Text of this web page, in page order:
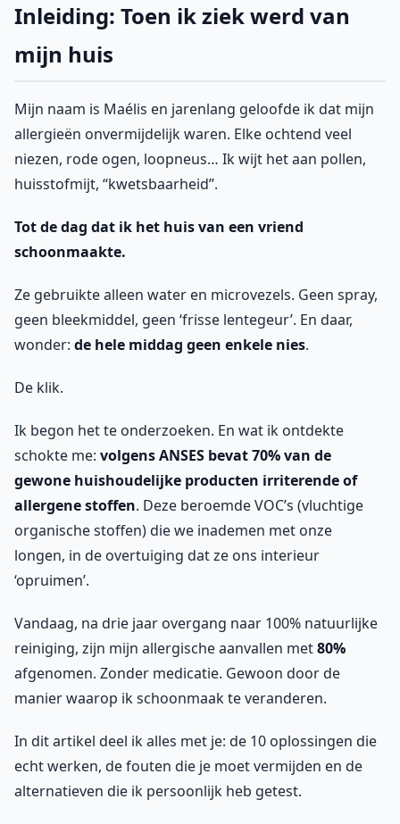
Inleiding: Toen ik ziek werd van
mijn huis
Mijn naam is Maélis en jarenlang geloofde ik dat mijn
allergieën onvermijdelijk waren. Elke ochtend veel
niezen, rode ogen, loopneus… Ik wijt het aan pollen,
huisstofmijt, “kwetsbaarheid”.
Tot de dag dat ik het huis van een vriend
schoonmaakte.
Ze gebruikte alleen water en microvezels. Geen spray,
geen bleekmiddel, geen ‘frisse lentegeur’. En daar,
wonder: de hele middag geen enkele nies.
De klik.
Ik begon het te onderzoeken. En wat ik ontdekte
schokte me: volgens ANSES bevat 70% van de
gewone huishoudelijke producten irriterende of
allergene stoffen. Deze beroemde VOC’s (vluchtige
organische stoffen) die we inademen met onze
longen, in de overtuiging dat ze ons interieur
‘opruimen’.
Vandaag, na drie jaar overgang naar 100% natuurlijke
reiniging, zijn mijn allergische aanvallen met80%
afgenomen. Zonder medicatie. Gewoon door de
manier waarop ik schoonmaak te veranderen.
In dit artikel deel ik alles met je: de 10 oplossingen die
echt werken, de fouten die je moet vermijden en de
alternatieven die ik persoonlijk heb getest.